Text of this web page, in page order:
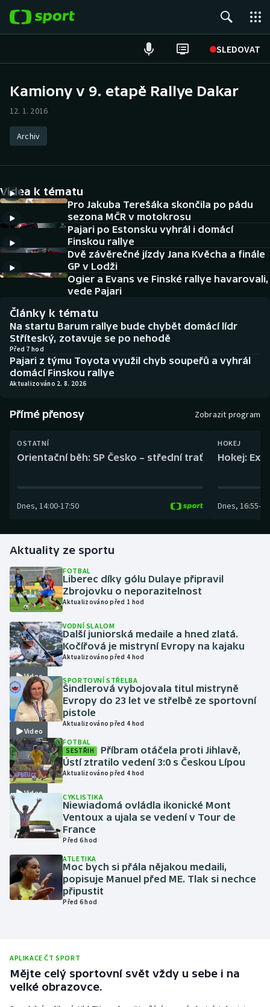
SLEDOVAT
Hokej
Tenis
Atletika
Cyklistika
DALŠÍ SPORTY
Americký fotbal
Baseball a softbal
Basketbal
Biatlon
Boby a skeleton
Dostihy
Futsal
Gymnastika
Házená
Jezdectví
Judo
Krasobruslení
Lezení
Lyže a snowboard
Moderní pětiboj
Motorsport
Olympijské hry
Parasport
Plavání
Rychlobruslení
NEPŘEHLÉDNĚTE
Soutěže
Historické návraty
Aplikace ČT sport
AZ kvíz
Kamiony v 9. etapě Rallye Dakar
12. 1. 2016
Archiv
Videa k tématu
Pro Jakuba Terešáka skončila po pádu
sezona MČR v motokrosu
Pajari po Estonsku vyhrál i domácí
Finskou rallye
Dvě závěrečné jízdy Jana Kvěcha a finále
GP v Lodži
Ogier a Evans ve Finské rallye havarovali,
vede Pajari
Články k tématu
Na startu Barum rallye bude chybět domácí lídr
Stříteský, zotavuje se po nehodě
Před 7 hod
Pajari z týmu Toyota využil chyb soupeřů a vyhrál
domácí Finskou rallye
Aktualizováno 2. 8. 2026
Přímé přenosy Zobrazit program
OSTATNÍ
Orientační běh: SP Česko – střední trať
Dnes, 14:00-17:50
HOKEJ
Hokej:
Dnes, 16:55-
Aktuality ze sportu
FOTBAL
Liberec díky gólu Dulaye připravil
Zbrojovku o neporazitelnost
Aktualizováno před 1 hod
Video
VODNÍ SLALOM
Další juniorská medaile a hned zlatá.
Kočířová je mistryní Evropy na kajaku
Aktualizováno před 4 hod
Video
SPORTOVNÍ STŘELBA
Šindlerová vybojovala titul mistryně
Evropy do 23 let ve střelbě ze sportovní
pistole
Aktualizováno před 4 hod
Video
FOTBAL
SESTŘIH
Příbram otáčela proti Jihlavě,
Ústí ztratilo vedení 3:0 s Českou Lípou
Aktualizováno před 4 hod
CYKLISTIKA
Niewiadomá ovládla ikonické Mont
Ventoux a ujala se vedení v Tour de
France
Před 6 hod
ATLETIKA
Moc bych si přála nějakou medaili,
popisuje Manuel před ME. Tlak si nechce
připustit
Před 6 hod
APLIKACE ČT SPORT
Mějte celý sportovní svět vždy u sebe i na
velké obrazovce.